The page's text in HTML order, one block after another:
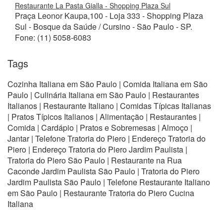
Restaurante La Pasta Gialla - Shopping Plaza Sul
Praça Leonor Kaupa,100 - Loja 333 - Shopping Plaza
Sul - Bosque da Saúde / Cursino - São Paulo - SP.
Fone: (11) 5058-6083
Tags
Cozinha Italiana em São Paulo | Comida Italiana em São
Paulo | Culinária Italiana em São Paulo | Restaurantes
Italianos | Restaurante Italiano | Comidas Típicas Italianas
| Pratos Típicos Italianos | Alimentação | Restaurantes |
Comida | Cardápio | Pratos e Sobremesas | Almoço |
Jantar | Telefone Tratoria do Piero | Endereço Tratoria do
Piero | Endereço Tratoria do Piero Jardim Paulista |
Tratoria do Piero São Paulo | Restaurante na Rua
Caconde Jardim Paulista São Paulo | Tratoria do Piero
Jardim Paulista São Paulo | Telefone Restaurante Italiano
em São Paulo | Restaurante Tratoria do Piero Cucina
Italiana